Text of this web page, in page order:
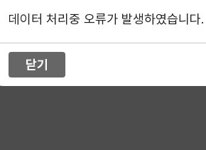
데이터 처리중 오류가 발생하였습니다.
닫기